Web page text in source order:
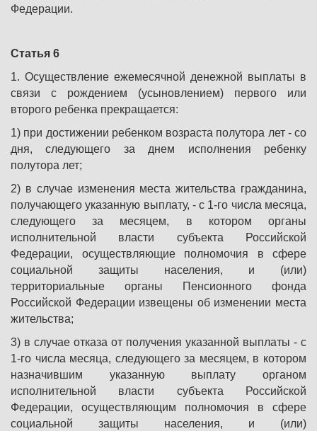
Федерации.
Статья 6
1. Осуществление ежемесячной денежной выплаты в
связи с рождением (усыновлением) первого или
второго ребенка прекращается:
1) при достижении ребенком возраста полутора лет - со
дня, следующего за днем исполнения ребенку
полутора лет;
2) в случае изменения места жительства гражданина,
получающего указанную выплату, - с 1-го числа месяца,
следующего за месяцем, в котором органы
исполнительной власти субъекта Российской
Федерации, осуществляющие полномочия в сфере
социальной защиты населения, и (или)
территориальные органы Пенсионного фонда
Российской Федерации извещены об изменении места
жительства;
3) в случае отказа от получения указанной выплаты - с
1-го числа месяца, следующего за месяцем, в котором
назначившим указанную выплату органом
исполнительной власти субъекта Российской
Федерации, осуществляющим полномочия в сфере
социальной защиты населения, и (или)